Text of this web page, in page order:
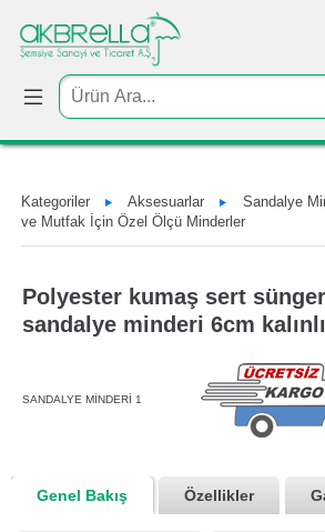
Kategoriler Aksesuarlar
Sandalye
ve Mutfak İçin Özel Ölçü Minderler
Polyester kumaş sert
sandalye minderi 6cm
SANDALYE MİNDERİ 1
Genel Bakış Özellikler